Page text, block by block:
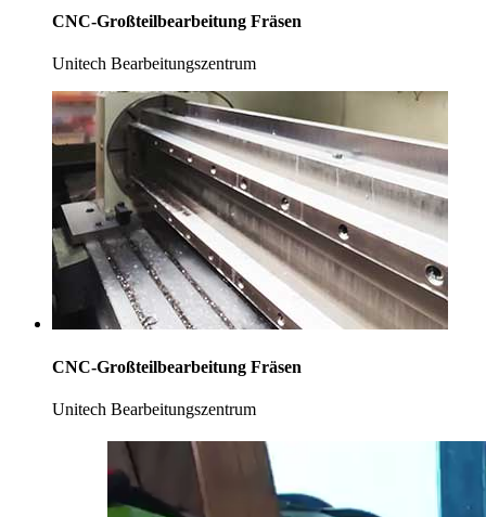
CNC-Großteilbearbeitung Fräsen
Unitech Bearbeitungszentrum
CNC-Großteilbearbeitung Fräsen
Unitech Bearbeitungszentrum